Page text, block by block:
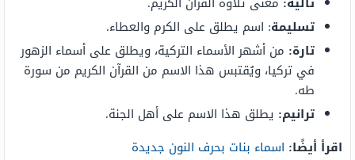
تسليمة: اسم يطلق على الكرم والعطاء.
تارة: من أشهر الأسماء التركية، ويطلق على أسماء الزهور
في تركيا، ويُقتبس هذا الاسم من القرآن الكريم من سورة
طه.
ترانيم: يطلق هذا الاسم على أهل الجنة.
اقرأ أيضًا: اسماء بنات بحرف النون جديدة